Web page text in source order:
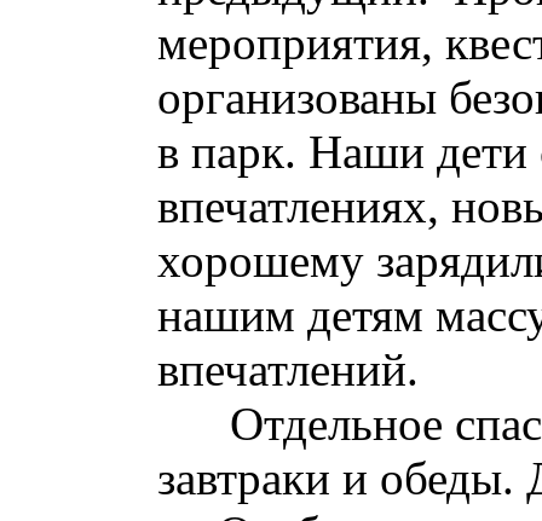
мероприятия,
организованы
в парк. Наши дети
впечатлениях,
хорошему
нашим детям
впечатлений.
Отдельное
завтраки и